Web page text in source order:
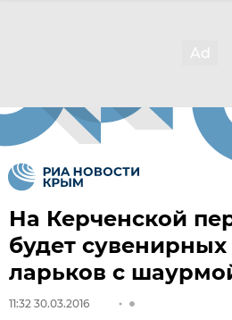
На Керченской
будет сувенирных
ларьков с
11:32 30.03.2016